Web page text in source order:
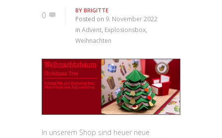
0 BY BRIGITTE
Posted on 9. November 2022
in Advent, Explosionsbox,
Weihnachten
In unserem Shop sind heuer neue